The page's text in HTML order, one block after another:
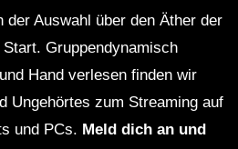
Auswahl über den Äther der
Start. Gruppendynamisch
Hand verlesen finden wir
Ungehörtes zum Streaming auf
und PCs. Meld dich an und